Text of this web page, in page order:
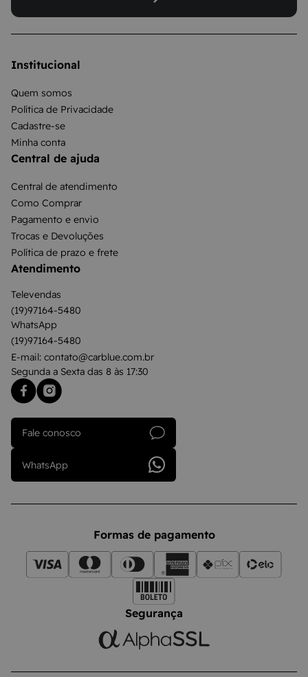
Institucional
Quem somos
Política de Privacidade
Cadastre-se
Minha conta
Central de ajuda
Central de atendimento
Como Comprar
Pagamento e envio
Trocas e Devoluções
Política de prazo e frete
Atendimento
Televendas
(19)97164-5480
WhatsApp
(19)97164-5480
E-mail: contato@carblue.com.br
Segunda a Sexta das 8 às 17:30
Fale conosco
WhatsApp
Formas de pagamento
Segurança